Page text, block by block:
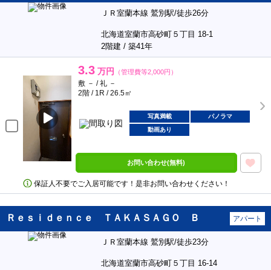
ＪＲ室蘭本線 鷲別駅/徒歩26分
北海道室蘭市高砂町５丁目 18-1
2階建 / 築41年
3.3 万円 （管理費等2,000円）
敷 － / 礼 －
2階 / 1R / 26.5㎡
写真満載
パノラマ
動画あり
お問い合わせ(無料)
保証人不要でご入居可能です！是非お問い合わせください！
Ｒｅｓｉｄｅｎｃｅ ＴＡＫＡＳＡＧＯ Ｂ アパート
ＪＲ室蘭本線 鷲別駅/徒歩23分
北海道室蘭市高砂町５丁目 16-14